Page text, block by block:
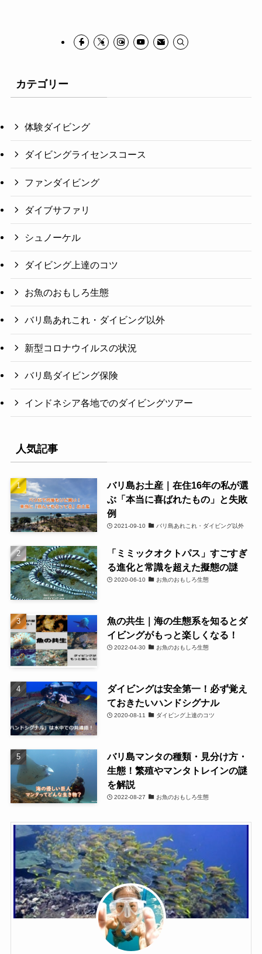
カテゴリー
体験ダイビング
ダイビングライセンスコース
ファンダイビング
ダイブサファリ
シュノーケル
ダイビング上達のコツ
お魚のおもしろ生態
バリ島あれこれ・ダイビング以外
新型コロナウイルスの状況
バリ島ダイビング保険
インドネシア各地でのダイビングツアー
人気記事
バリ島お土産｜在住16年の私が選
ぶ「本当に喜ばれたもの」と失敗
例
2021-09-10 バリ島あれこれ・ダイビング以外
「ミミックオクトパス」すごすぎ
る進化と常識を超えた擬態の謎
2020-06-10 お魚のおもしろ生態
魚の共生｜海の生態系を知るとダ
イビングがもっと楽しくなる！
2022-04-30 お魚のおもしろ生態
ダイビングは安全第一！必ず覚え
ておきたいハンドシグナル
2020-08-11 ダイビング上達のコツ
バリ島マンタの種類・見分け方・
生態！繁殖やマンタトレインの謎
を解説
2022-08-27 お魚のおもしろ生態